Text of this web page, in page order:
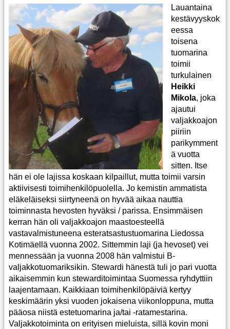
Lauantaina
kestävyyskok
eessa
toisena
tuomarina
toimii
turkulainen
Heikki
Mikola, joka
ajautui
valjakkoajon
piiriin
parikymment
ä vuotta
sitten. Itse
hän ei ole lajissa koskaan kilpaillut, mutta toimii varsin
aktiivisesti toimihenkilöpuolella. Jo kemistin ammatista
eläkeläiseksi siirtyneenä on hyvää aikaa nauttia
toiminnasta hevosten hyväksi / parissa. Ensimmäisen
kerran hän oli valjakkoajon maastoesteellä
vastavalmistuneena esteratsastustuomarina Liedossa
Kotimäellä vuonna 2002. Sittemmin laji (ja hevoset) vei
mennessään ja vuonna 2008 hän valmistui B-
valjakkotuomariksikin. Stewardi hänestä tuli jo pari vuotta
aikaisemmin kun stewarditoimintaa Suomessa ryhdyttiin
laajentamaan. Kaikkiaan toimihenkilöpäiviä kertyy
keskimäärin yksi vuoden jokaisena viikonloppuna, mutta
pääosa niistä estetuomarina ja/tai -ratamestarina.
Valjakkotoiminta on erityisen mieluista, sillä kovin moni